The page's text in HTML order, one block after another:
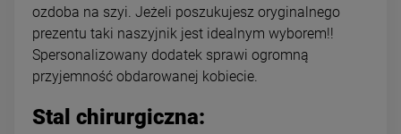
ozdoba na szyi. Jeżeli poszukujesz oryginalnego
prezentu taki naszyjnik jest idealnym wyborem!!
Spersonalizowany dodatek sprawi ogromną
przyjemność obdarowanej kobiecie.
Stal chirurgiczna: